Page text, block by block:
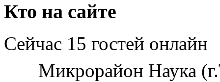
Кто на сайте
Сейчас 15 гостей онлайн
Микрорайон Наука